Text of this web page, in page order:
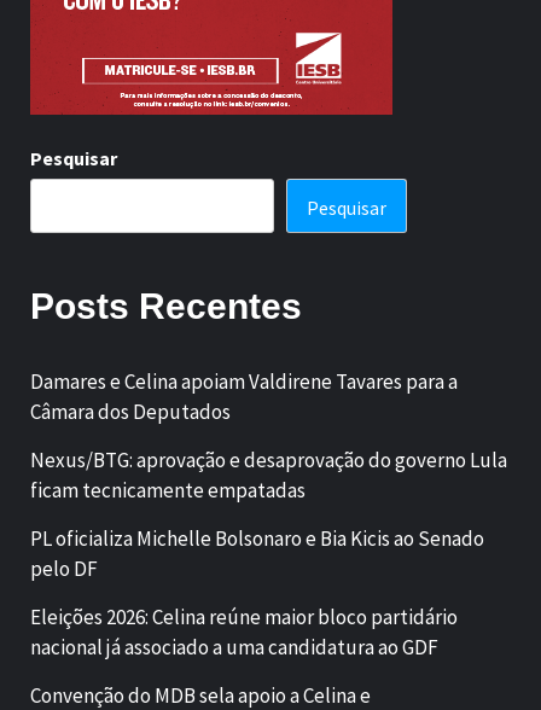
Pesquisar
Pesquisar
Posts Recentes
Damares e Celina apoiam Valdirene Tavares para a
Câmara dos Deputados
Nexus/BTG: aprovação e desaprovação do governo Lula
ficam tecnicamente empatadas
PL oficializa Michelle Bolsonaro e Bia Kicis ao Senado
pelo DF
Eleições 2026: Celina reúne maior bloco partidário
nacional já associado a uma candidatura ao GDF
Convenção do MDB sela apoio a Celina e